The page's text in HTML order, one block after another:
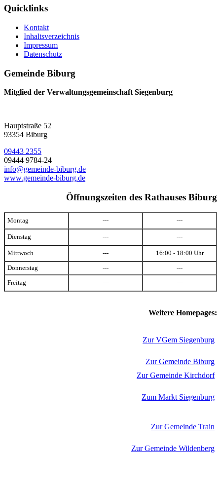
Quicklinks
Kontakt
Inhaltsverzeichnis
Impressum
Datenschutz
Gemeinde Biburg
Mitglied der Verwaltungsgemeinschaft Siegenburg
Hauptstraße 52
93354 Biburg
09443 2355
09444 9784-24
info@gemeinde-biburg.de
www.gemeinde-biburg.de
Öffnungszeiten des Rathauses Biburg
Montag --- ---
Dienstag --- ---
Mittwoch --- 16:00 - 18:00 Uhr
Donnerstag --- ---
Freitag --- ---
Weitere Homepages:
Zur VGem Siegenburg
Zur Gemeinde Biburg
Zur Gemeinde Kirchdorf
Zum Markt Siegenburg
Zur Gemeinde Train
Zur Gemeinde Wildenberg